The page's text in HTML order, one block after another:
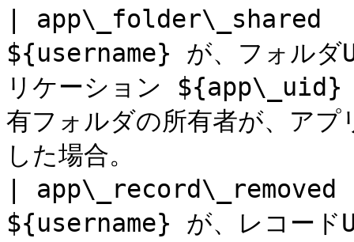
|
${username} が、フォル
リケーション
有フォルダの所有者が、ア
した場合。
|
${username} が、レコー